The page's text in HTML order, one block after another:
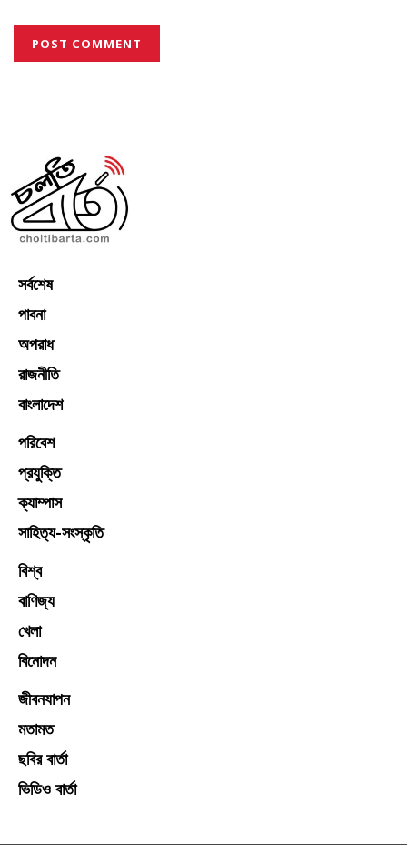
সর্বশেষ
পাবনা
অপরাধ
রাজনীতি
বাংলাদেশ
পরিবেশ
প্রযুক্তি
ক্যাম্পাস
সাহিত্য-সংস্কৃতি
বিশ্ব
বাণিজ্য
খেলা
বিনোদন
জীবনযাপন
মতামত
ছবির বার্তা
ভিডিও বার্তা